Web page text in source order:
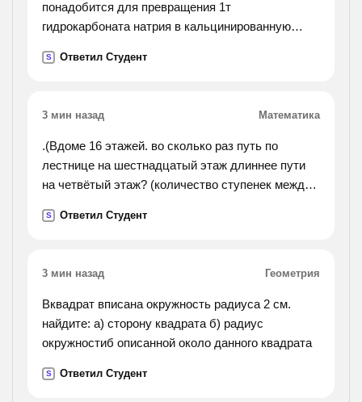
понадобится для превращения 1т
гидрокарбоната натрия в кальцинированную
S Ответил Студент
3 мин назад Математика
.(Вдоме 16 этажей. во сколько раз путь по
лестнице на шестнадцатый этаж длиннее пути
на четвётый этаж? (количество ступенек между
нашли ответ.).
S Ответил Студент
3 мин назад Геометрия
Вквадрат вписана окружность радиуса 2 см.
найдите: а) сторону квадрата б) радиус
окружностиб описанной около данного квадрата
S Ответил Студент